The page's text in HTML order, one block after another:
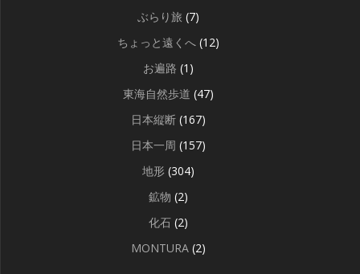
ぶらり旅 (7)
ちょっと遠くへ (12)
お遍路 (1)
東海自然歩道 (47)
日本縦断 (167)
日本一周 (157)
地形 (304)
鉱物 (2)
化石 (2)
MONTURA (2)